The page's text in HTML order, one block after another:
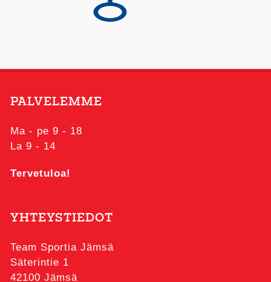
PALVELEMME
Ma - pe 9 - 18
La 9 - 14
Tervetuloa!
YHTEYSTIEDOT
Team Sportia Jämsä
Säterintie 1
42100 Jämsä